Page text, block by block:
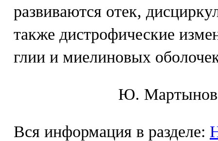
развиваются отек,
также дистрофические
глии и миелиновых
Ю.
Вся информация в разделе: